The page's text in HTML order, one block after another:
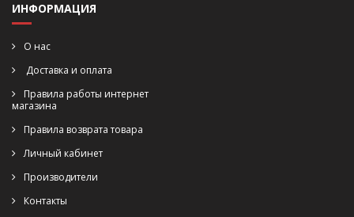
ИНФОРМАЦИЯ
О нас
Доставка и оплата
Правила работы интернет
магазина
Правила возврата товара
Личный кабинет
Производители
Контакты